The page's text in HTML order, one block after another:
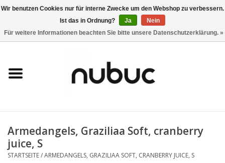
0 Artikel - CHF 0,00
Damen
Accessoires
Armedangels, Graziliaa Soft, cranberry
juice, S
STARTSEITE/ARMEDANGELS, GRAZILIAA SOFT, CRANBERRY JUICE, S
Wir benutzen Cookies nur für interne Zwecke um den Webshop zu verbessern.
Ist das in Ordnung?
Ja
Nein
Für weitere Informationen beachten Sie bitte unsere Datenschutzerklärung. »